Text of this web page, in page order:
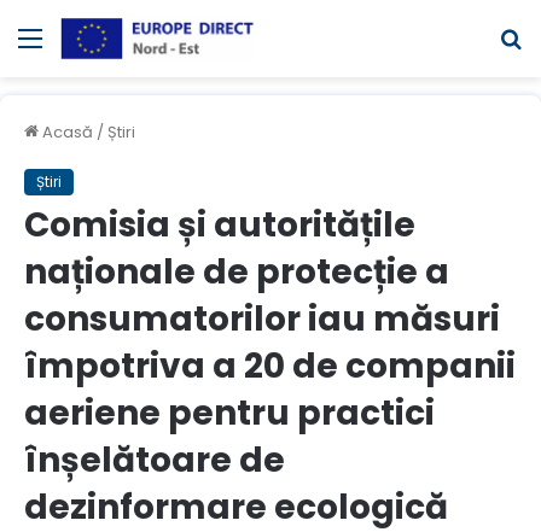
Meniul
Acasă / Știri
Știri
Comisia și autoritățile
naționale de protecție a
consumatorilor iau măsuri
împotriva a 20 de companii
aeriene pentru practici
înșelătoare de
dezinformare ecologică